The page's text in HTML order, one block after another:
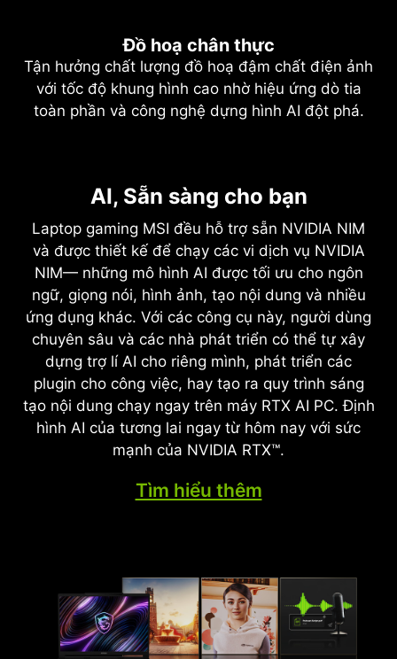
Đồ hoạ chân thực
Tận hưởng chất lượng đồ hoạ đậm chất điện ảnh
với tốc độ khung hình cao nhờ hiệu ứng dò tia
toàn phần và công nghệ dựng hình AI đột phá.
AI, Sẵn sàng cho bạn
Laptop gaming MSI đều hỗ trợ sẵn NVIDIA NIM
và được thiết kế để chạy các vi dịch vụ NVIDIA
NIM— những mô hình AI được tối ưu cho ngôn
ngữ, giọng nói, hình ảnh, tạo nội dung và nhiều
ứng dụng khác. Với các công cụ này, người dùng
chuyên sâu và các nhà phát triển có thể tự xây
dựng trợ lí AI cho riêng mình, phát triển các
plugin cho công việc, hay tạo ra quy trình sáng
tạo nội dung chạy ngay trên máy RTX AI PC. Định
hình AI của tương lai ngay từ hôm nay với sức
mạnh của NVIDIA RTX™.
Tìm hiểu thêm
Tốc độ vô song. Hình ảnh xuất
sắc. Sức mạnh từ AI.
DLSS là bộ công nghệ dựng hình sử dụng AI để
tăng FPS, giảm độ trễ và cải thiện chất lượng
hình ảnh. Đột phá mới nhất, DLSS 4, mang đến
công nghệ Multi Frame Generation và cải thiện
cả Ray Reconstruction lẫn Super Resolution, với
sức mạnh từ GPU GeForce RTX™ 50 Series và
nhân Tensor thế hệ thứ 5. DLSS trên GeForce
RTX là phương pháp tốt nhất để tận hưởng
game, được hỗ trợ bởi các siêu máy tính AI trên
mây của NVIDIA để không ngừng tăng cường khả
năng cho PC của bạn.
Dò tia toàn phần kết hợp với dựng
hình bằng AI
Đồ hoạ chân thực chưa từng có
Kiến trúc NVIDIA Blackwell giúp khai mở đồ hoạ
chân thực chưa từng có nhờ hiệu ứng dò tia toàn
phần. Tận hưởng hình ảnh đẹp như phim điện
ảnh với tốc độ xuất sắc trên GeForce RTX 50
Series với nhân RT thế hệ thứ 4, cùng công nghệ
dựng hình AI đột phá được tăng tốc bởi nhân
Tensor thế hệ thứ 5.
NVIDIA Blackwell Max-Q
Tối ưu cả về điện năng và hiệu
năng
Max-Q được thiết kế lại hoàn toàn để đạt hiệu
suất tối đa, mang lại bước nhảy vọt về hiệu năng
và thời lượng pin.